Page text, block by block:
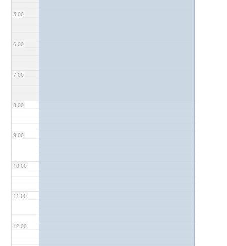
5:00
6:00
7:00
8:00
9:00
10:00
11:00
12:00